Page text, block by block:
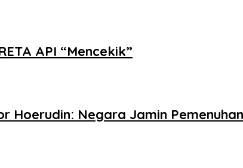
API “Mencekik”
Hoerudin: Negara Jamin